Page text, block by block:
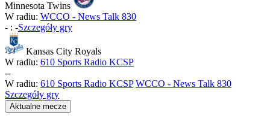
Minnesota Twins
W radiu: WCCO - News Talk 830
- : -Szczegóły gry
Kansas City Royals
W radiu: 610 Sports Radio KCSP
--
W radiu: 610 Sports Radio KCSP WCCO - News Talk 830
Szczegóły gry
Aktualne mecze